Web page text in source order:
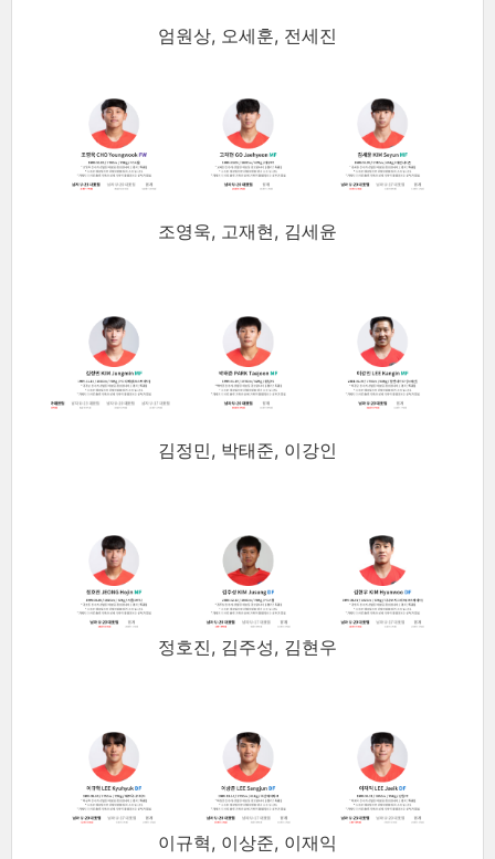
엄원상, 오세훈, 전세진
조영욱, 고재현, 김세윤
김정민, 박태준, 이강인
정호진, 김주성, 김현우
이규혁, 이상준, 이재익